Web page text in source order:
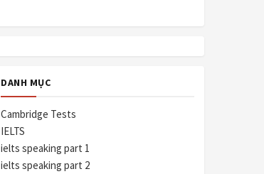
DANH MỤC
Cambridge Tests
IELTS
ielts speaking part 1
ielts speaking part 2